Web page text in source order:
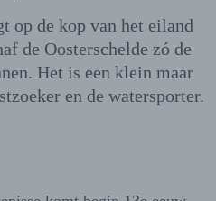
op de kop van het eiland
de Oosterschelde zó de
Het is een klein maar
en de watersporter.